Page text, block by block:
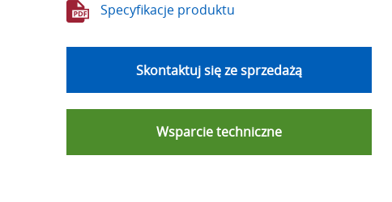
Specyfikacje produktu
Skontaktuj się ze sprzedażą
Wsparcie techniczne